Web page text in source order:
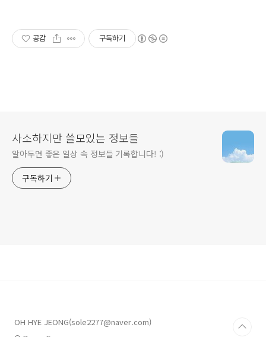
공감 구독하기
사소하지만 쓸모있는 정보들
알아두면 좋은 일상 속 정보들 기록합니다! :)
구독하기
OH HYE JEONG(sole2277@naver.com)